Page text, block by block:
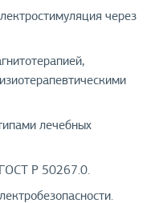
через
лечебных
ГОСТ Р 50267.0.